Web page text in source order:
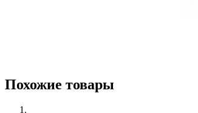
Похожие товары